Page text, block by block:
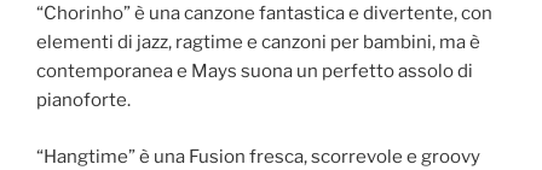
“Chorinho” è una canzone fantastica e divertente, con
elementi di jazz, ragtime e canzoni per bambini, ma è
contemporanea e Mays suona un perfetto assolo di
pianoforte.
“Hangtime” è una Fusion fresca, scorrevole e groovy